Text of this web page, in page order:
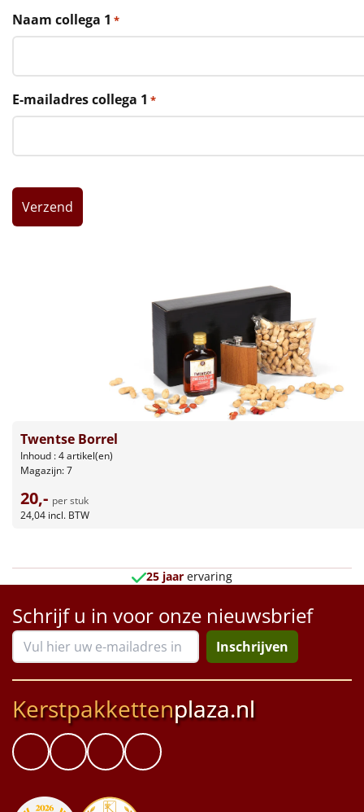
Rituals
Mannen
Leuke
Pizzarette
Tas
Wake up light
Slowcooker POPULAIR
Noodradio NIEUW
Deken (fleece plaid)
Alle artikelen
Overige
Naam collega 1 *
E-mailadres collega 1 *
Twentse Borrel
Inhoud : 4 artikel(en)
Magazijn: 7
20,- per stuk
24,04 incl. BTW
25 jaar ervaring
Schrijf u in voor onze nieuwsbrief
Inschrijven
Kerstpakkettenplaza.nl